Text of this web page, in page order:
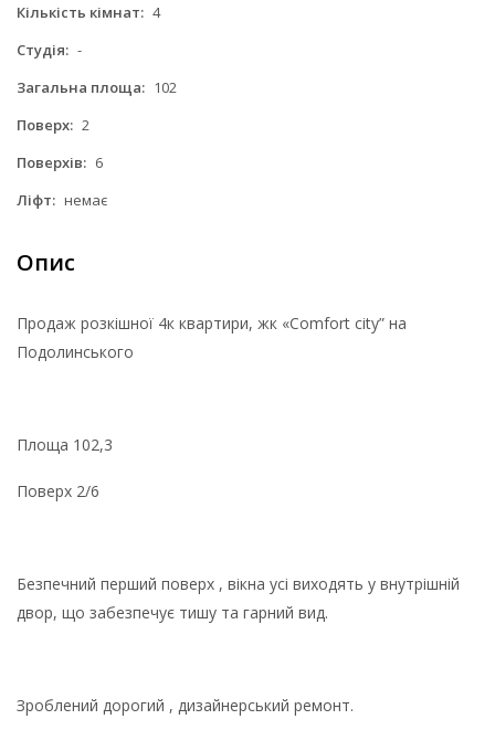
Кількість кімнат: 4
Студія: -
Загальна площа: 102
Поверх: 2
Поверхів: 6
Ліфт: немає
Опис
Продаж розкішної 4к квартири, жк «Comfort city” на
Подолинського
Площа 102,3
Поверх 2/6
Безпечний перший поверх , вікна усі виходять у внутрішній
двор, що забезпечує тишу та гарний вид.
Зроблений дорогий , дизайнерський ремонт.